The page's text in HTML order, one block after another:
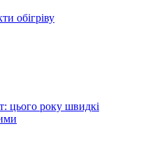
обігріву
цього року швидкі